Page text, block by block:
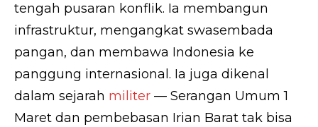
tengah pusaran konflik. Ia membangun
infrastruktur, mengangkat swasembada
pangan, dan membawa Indonesia ke
panggung internasional. Ia juga dikenal
dalam sejarah militer — Serangan Umum 1
Maret dan pembebasan Irian Barat tak bisa